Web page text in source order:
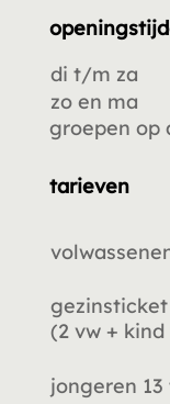
di t/m za
zo en ma
groepen op
tarieven
gezinsticket
(2 vw +
jongeren